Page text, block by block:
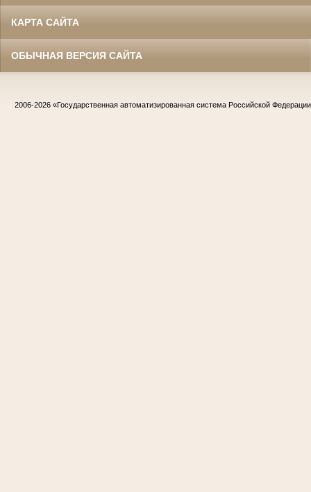
КАРТА САЙТА
ОБЫЧНАЯ ВЕРСИЯ САЙТА
2006-2026 «Государственная автоматизированная система Российской